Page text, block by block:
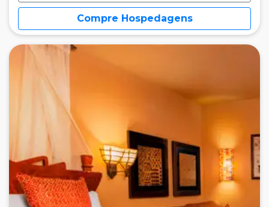
Compre Hospedagens